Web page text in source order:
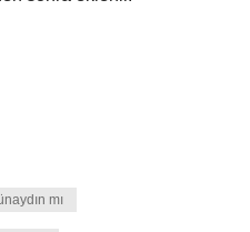
mı